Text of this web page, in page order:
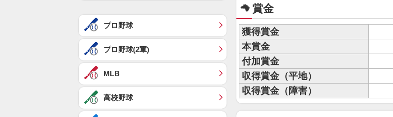
賞金
獲得賞金
本賞金
付加賞金
収得賞金（平地）
収得賞金（障害）
プロ野球
プロ野球(2軍)
MLB
高校野球